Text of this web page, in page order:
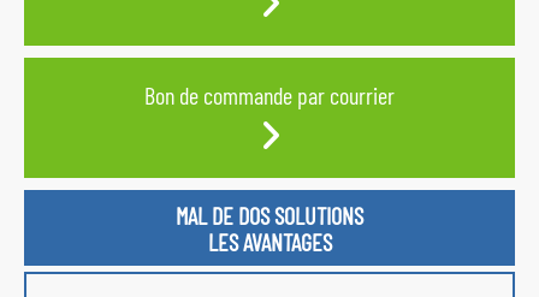
Bon de commande par courrier
MAL DE DOS SOLUTIONS
LES AVANTAGES